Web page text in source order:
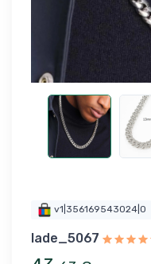
v1|356169543024|0
lade_5067